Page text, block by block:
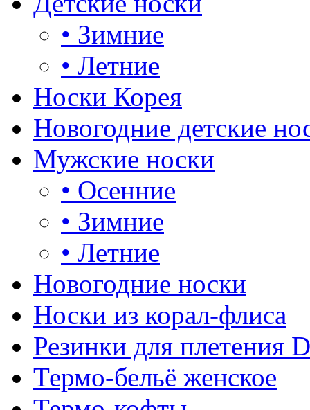
• Зимние
• Летние
Носки Корея
Новогодние детские
Мужские носки
• Осенние
• Зимние
• Летние
Новогодние носки
Носки из корал-флиса
Резинки для плетения
Термо-бельё женское